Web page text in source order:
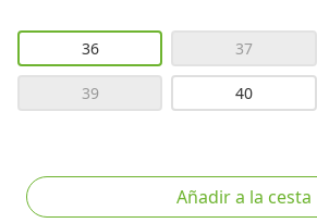
36 37
39 40